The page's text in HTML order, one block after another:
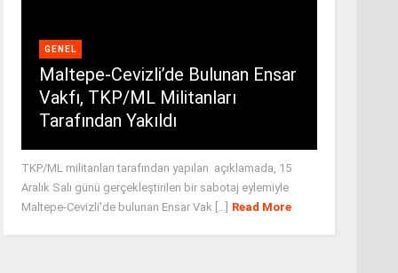
GENEL
Maltepe-Cevizli’de Bulunan Ensar
Vakfı, TKP/ML Militanları
Tarafından Yakıldı
TKP/ML militanları tarafından yapılan açıklamada, 15
Aralık Salı günü gerçekleştirilen bir sabotaj eylemiyle
Maltepe-Cevizli'de bulunan Ensar Vak [...] Read More